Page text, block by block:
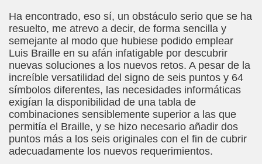
Ha encontrado, eso sí, un obstáculo serio que se ha
resuelto, me atrevo a decir, de forma sencilla y
semejante al modo que hubiese podido emplear
Luis Braille en su afán infatigable por descubrir
nuevas soluciones a los nuevos retos. A pesar de la
increíble versatilidad del signo de seis puntos y 64
símbolos diferentes, las necesidades informáticas
exigían la disponibilidad de una tabla de
combinaciones sensiblemente superior a las que
permitía el Braille, y se hizo necesario añadir dos
puntos más a los seis originales con el fin de cubrir
adecuadamente los nuevos requerimientos.
Piedrahita)
Sánchez)
el Departamento de Policía (Fernando Casasola)